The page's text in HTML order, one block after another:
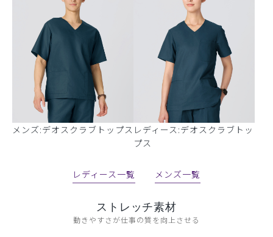
メンズ:デオスクラブトップス レディース:デオスクラブトッ
プス
レディース一覧 メンズ一覧
ストレッチ素材
動きやすさが仕事の質を向上させる